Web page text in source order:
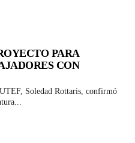
PARA
CON
Soledad Rottaris, confirmó